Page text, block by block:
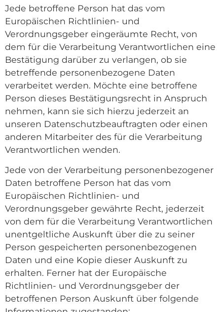
Jede betroffene Person hat das vom
Europäischen Richtlinien- und
Verordnungsgeber eingeräumte Recht, von
dem für die Verarbeitung Verantwortlichen eine
Bestätigung darüber zu verlangen, ob sie
betreffende personenbezogene Daten
verarbeitet werden. Möchte eine betroffene
Person dieses Bestätigungsrecht in Anspruch
nehmen, kann sie sich hierzu jederzeit an
unseren Datenschutzbeauftragten oder einen
anderen Mitarbeiter des für die Verarbeitung
Verantwortlichen wenden.
Jede von der Verarbeitung personenbezogener
Daten betroffene Person hat das vom
Europäischen Richtlinien- und
Verordnungsgeber gewährte Recht, jederzeit
von dem für die Verarbeitung Verantwortlichen
unentgeltliche Auskunft über die zu seiner
Person gespeicherten personenbezogenen
Daten und eine Kopie dieser Auskunft zu
erhalten. Ferner hat der Europäische
Richtlinien- und Verordnungsgeber der
betroffenen Person Auskunft über folgende